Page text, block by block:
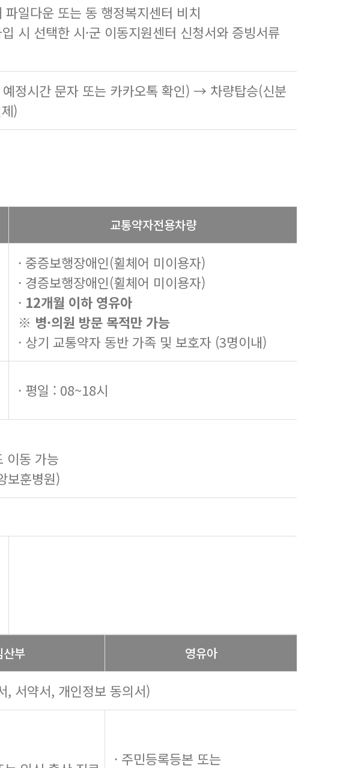
파일다운 또는 동 행정복지센터 비치
선택한 시·군 이동지원센터 신청서와 증빙서류
정시간 문자 또는 카카오톡 확인) → 차량탑승(신분
)
교통약자전용차량
· 중증보행장애인(휠체어 미이용자)
· 경증보행장애인(휠체어 미이용자)
· 12개월 이하 영유아
※ 병·의원 방문 목적만 가능
· 상기 교통약자 동반 가족 및 보호자 (3명이내)
· 평일 : 08~18시
이동 가능
보훈병원)
산부 영유아
, 서약서, 개인정보 동의서)
· 주민등록등본 또는